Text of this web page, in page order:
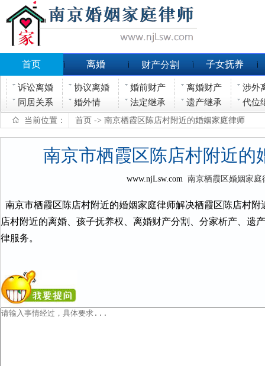
首页 离婚 财产分割 子女抚养
诉讼离婚 协议离婚 婚前财产 离婚财产
涉外
同居关系
婚外情 法定继承 遗产继承 代位
当前位置： 首页 -> 南京栖霞区陈店村附近的婚姻家庭律师
南京市栖霞区陈店村附近的
www.njLsw.com南京栖霞区婚姻家庭
南京市栖霞区陈店村附近的婚姻家庭律师解决栖霞区陈店村
店村附近的离婚、孩子抚养权、离婚财产分割、分家析产、遗
律服务。